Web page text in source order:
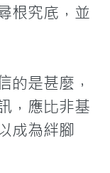
根究底，並
的是甚麼，
，應比非基
成為絆腳